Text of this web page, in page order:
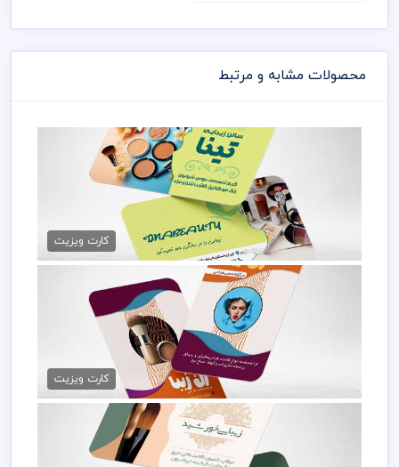
محصولات مشابه و مرتبط
کارت ویزیت آرایشگاه زنانه PSD
79,000 تومان
کارت ویزیت
کارت ویزیت سالن زیبایی PSD
79,000 تومان
کارت ویزیت